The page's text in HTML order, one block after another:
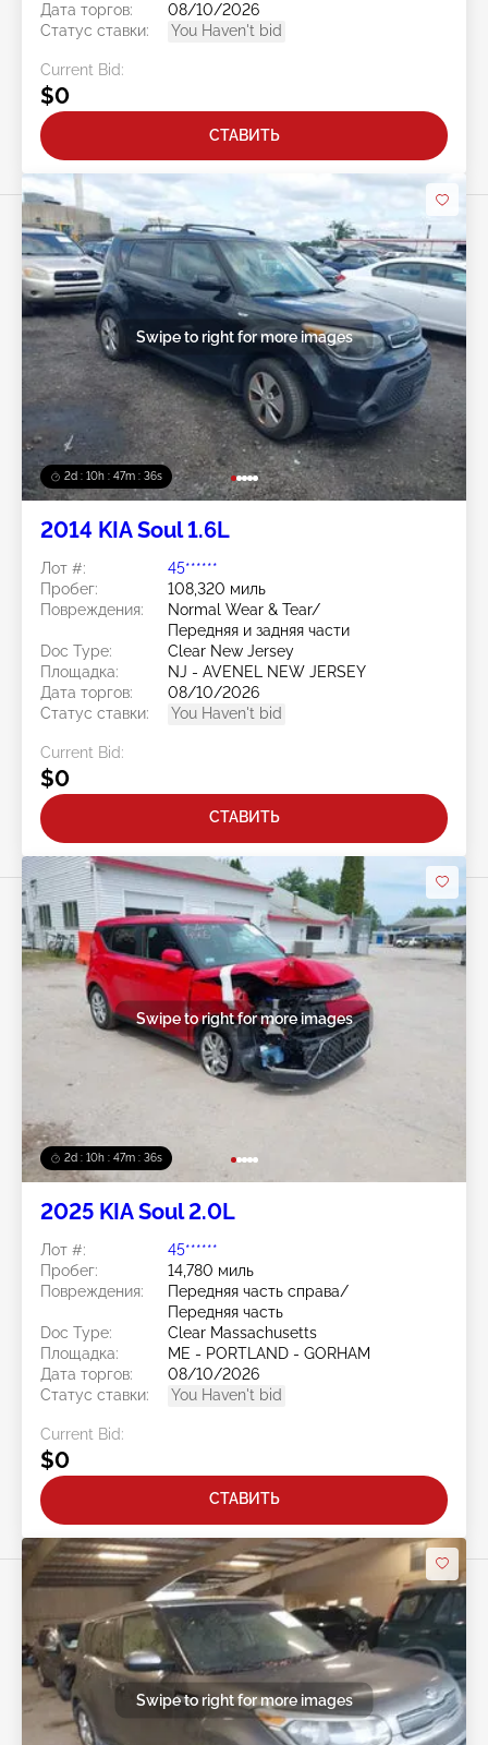
Дата торгов:
08/10/2026
Статус ставки:
You Haven't bid
Current Bid:
$0
СТАВИТЬ
2d : 10h : 47m : 33s
Swipe to right for more images
2014 KIA Soul 1.6L
Лот #:
45******
Пробег:
108,320 миль
Повреждения:
Normal Wear & Tear/
Передняя и задняя части
Doc Type:
Clear New Jersey
Площадка:
NJ - AVENEL NEW JERSEY
Дата торгов:
08/10/2026
Статус ставки:
You Haven't bid
Current Bid:
$0
СТАВИТЬ
2d : 10h : 47m : 33s
Swipe to right for more images
2025 KIA Soul 2.0L
Лот #:
45******
Пробег:
14,780 миль
Повреждения:
Передняя часть справа/
Передняя часть
Doc Type:
Clear Massachusetts
Площадка:
ME - PORTLAND - GORHAM
Дата торгов:
08/10/2026
Статус ставки:
You Haven't bid
Current Bid:
$0
СТАВИТЬ
Swipe to right for more images